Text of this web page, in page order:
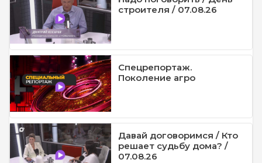
строителя / 07.08.26
Спецрепортаж.
Поколение агро
Давай договоримся / Кто
решает судьбу дома? /
07.08.26